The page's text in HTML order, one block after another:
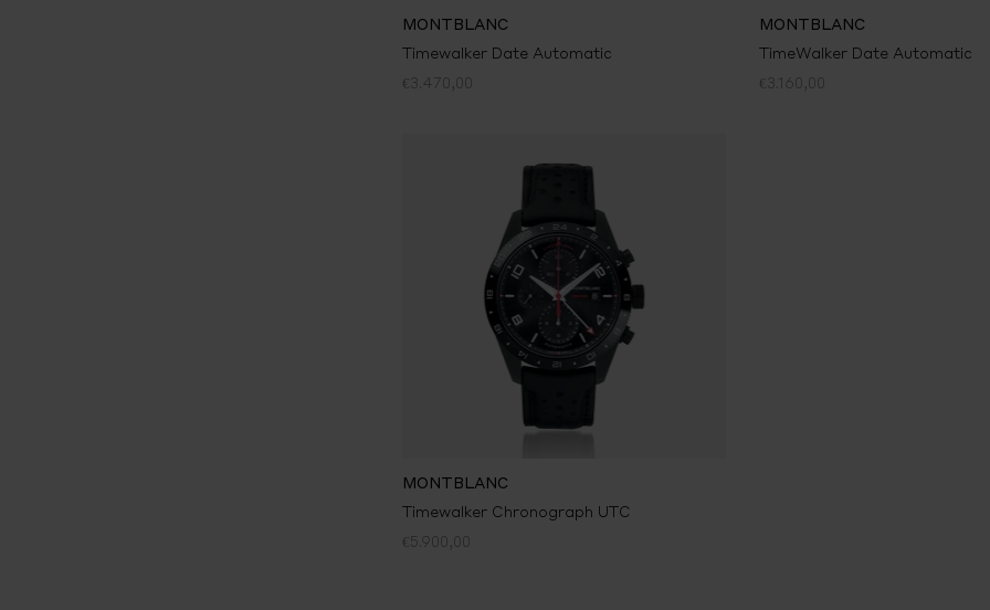
MONTBLANC
Timewalker Date Automatic
€3.470,00
MONTBLANC
TimeWalker Date Automatic
€3.160,00
MONTBLANC
Timewalker Chronograph UTC
€5.900,00